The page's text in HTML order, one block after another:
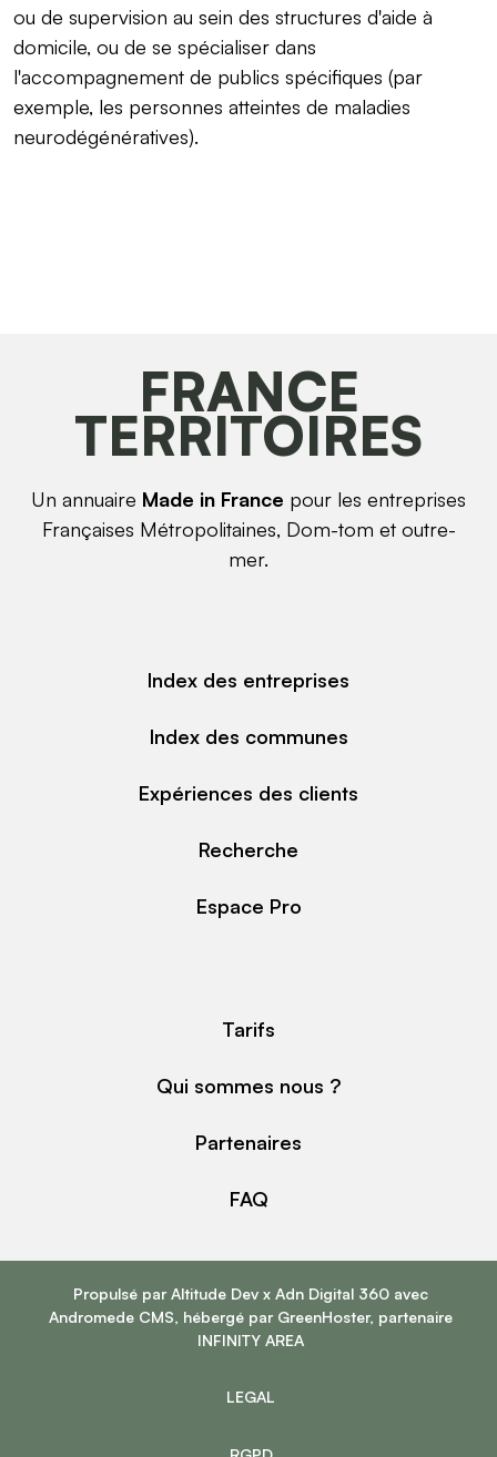
ou de supervision au sein des structures d'aide à
domicile, ou de se spécialiser dans
l'accompagnement de publics spécifiques (par
exemple, les personnes atteintes de maladies
neurodégénératives).
FRANCE
TERRITOIRES
Un annuaire Made in France pour les entreprises
Françaises Métropolitaines, Dom-tom et outre-
mer.
Index des entreprises
Index des communes
Expériences des clients
Recherche
Espace Pro
Tarifs
Qui sommes nous ?
Partenaires
FAQ
Propulsé par Altitude Devx Adn Digital 360avec
Andromede CMS, hébergé par GreenHoster, partenaire
INFINITY AREA
LEGAL